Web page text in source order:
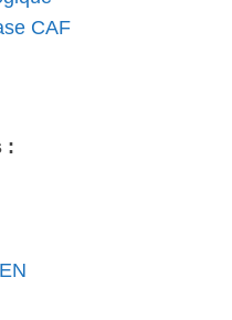
CAF
: